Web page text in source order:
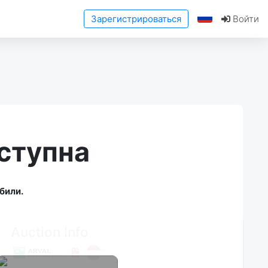
Зарегистрироваться Войти